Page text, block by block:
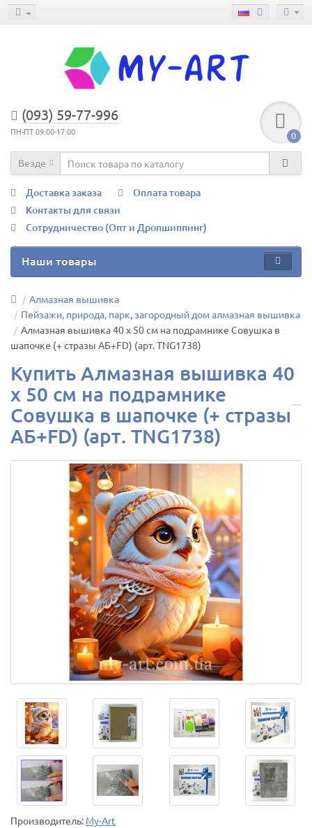
(093) 59-77-996
ПН-ПТ 09:00-17:00 0
Везде
Доставка заказа
Оплата товара
Контакты для связи
Сотрудничество (Опт и Дропшиппинг)
Наши товары
Алмазная вышивка
Пейзажи, природа, парк, загородный дом алмазная вышивка
Алмазная вышивка 40 х 50 см на подрамнике Совушка в
шапочке (+ стразы АБ+FD) (арт. TNG1738)
Купить Алмазная вышивка 40
х 50 см на подрамнике
Совушка в шапочке (+ стразы
АБ+FD) (арт. TNG1738)
Производитель: My-Art